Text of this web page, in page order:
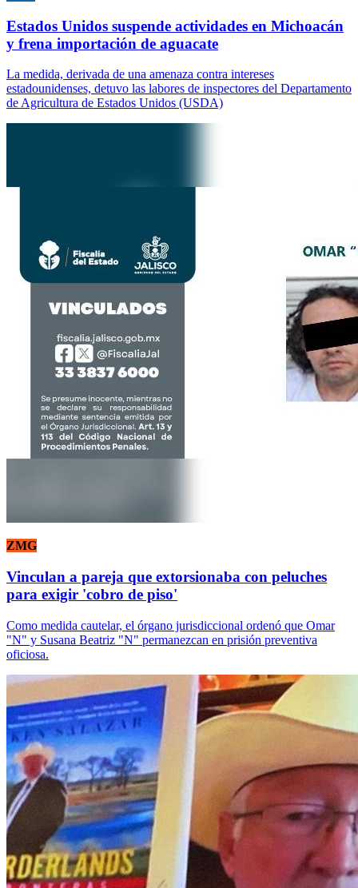
Estados Unidos suspende actividades en Michoacán
y frena importación de aguacate
La medida, derivada de una amenaza contra intereses
estadounidenses, detuvo las labores de inspectores del Departamento
de Agricultura de Estados Unidos (USDA)
ZMG
Vinculan a pareja que extorsionaba con peluches
para exigir 'cobro de piso'
Como medida cautelar, el órgano jurisdiccional ordenó que Omar
"N" y Susana Beatriz "N" permanezcan en prisión preventiva
oficiosa.